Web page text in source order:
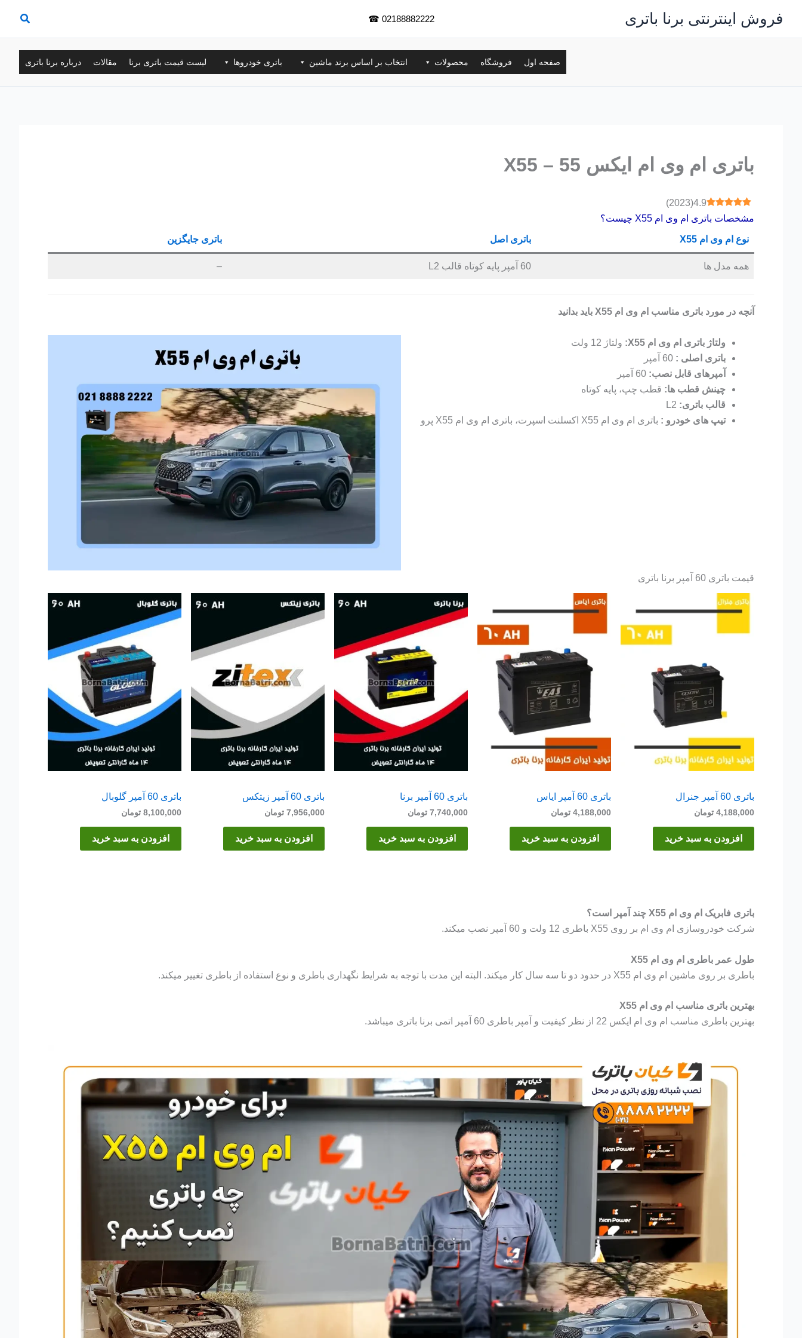
محتوا
فروش اینترنتی برنا باتری 02188882222
☎
صفحه اول فروشگاه محصولات انتخاب بر اساس برند ماشین باتری خودروها لیست قیمت باتری برنا مقالات درباره برنا باتری
باتری ام وی ام ایکس 55 – X55
4.9
(
2023
)
مشخصات باتری ام وی ام X55 چیست؟
نوع ام وی ام X55 باتری اصل باتری جایگزین
همه مدل ها 60 آمپر پایه کوتاه قالب L2 –
آنچه در مورد باتری مناسب ام وی ام X55 باید بدانید
ولتاژ باتری ام وی ام X55:
ولتاژ 12 ولت
باتری اصلی :
آمپرهای قابل نصب:
چینش قطب ها: قطب چپ، پایه کوتاه
قالب باتری:
تیپ های خودرو : باتری ام وی ام X55 اکسلنت اسپرت، باتری ام وی ام X55 پرو
قیمت باتری 60 آمپر برنا باتری
باتری 60 آمپر جنرال
4,188,000 تومان
افزودن به سبد خرید
باتری 60 آمپر ایاس
4,188,000 تومان
افزودن به سبد خرید
باتری 60 آمپر برنا
7,740,000 تومان
افزودن به سبد خرید
باتری 60 آمپر زیتکس
7,956,000 تومان
افزودن به سبد خرید
باتری 60 آمپر گلوبال
8,100,000 تومان
افزودن به سبد خرید
باتری فابریک ام وی ام X55 چند آمپر است؟
شرکت خودروسازی ام وی ام بر روی X55 باطری 12 ولت و 60 آمپر نصب میکند.
طول عمر باطری ام وی ام X55
باطری بر روی ماشین ام وی ام X55 در حدود دو تا سه سال کار میکند. البته این مدت با توجه به شرایط نگهداری باطری و نوع استفاده از باطری تغییر میکند.
بهترین باتری مناسب ام وی ام X55
بهترین باطری مناسب ام وی ام ایکس 22 از نظر کیفیت و آمپر باطری 60 آمپر اتمی برنا باتری میباشد.